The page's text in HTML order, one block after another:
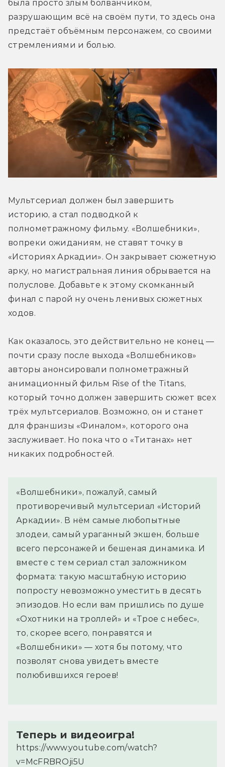
была просто злым болванчиком,
разрушающим всё на своём пути, то здесь она
предстаёт объёмным персонажем, со своими
стремлениями и болью.
Мультсериал должен был завершить
историю, а стал подводкой к
полнометражному фильму. «Волшебники»,
вопреки ожиданиям, не ставят точку в
«Историях Аркадии». Он закрывает сюжетную
арку, но магистральная линия обрывается на
полуслове. Добавьте к этому скомканный
финал с парой ну очень ленивых сюжетных
ходов.
Как оказалось, это действительно не конец —
почти сразу после выхода «Волшебников»
авторы анонсировали полнометражный
анимационный фильм Rise of the Titans,
который точно должен завершить сюжет всех
трёх мультсериалов. Возможно, он и станет
для франшизы «Финалом», которого она
заслуживает. Но пока что о «Титанах» нет
никаких подробностей.
«Волшебники», пожалуй, самый
противоречивый мультсериал «Историй
Аркадии». В нём самые любопытные
злодеи, самый ураганный экшен, больше
всего персонажей и бешеная динамика. И
вместе с тем сериал стал заложником
формата: такую масштабную историю
попросту невозможно уместить в десять
эпизодов. Но если вам пришлись по душе
«Охотники на троллей» и «Трое с небес»,
то, скорее всего, понравятся и
«Волшебники» — хотя бы потому, что
позволят снова увидеть вместе
полюбившихся героев!
Теперь и видеоигра!
https://www.youtube.com/watch?
v=McFRBROji5U